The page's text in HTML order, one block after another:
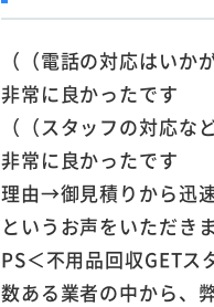
（（電話の対応はいか
非常に良かったです
（（スタッフの対応な
非常に良かったです
理由→御見積りから迅
というお声をいただきま
PS＜不用品回収GETス
数ある業者の中から、